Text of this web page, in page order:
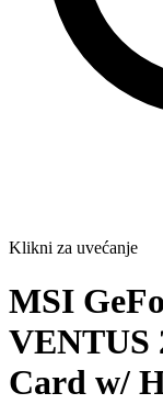
Klikni za uvećanje
MSI
VENTUS
Card w/